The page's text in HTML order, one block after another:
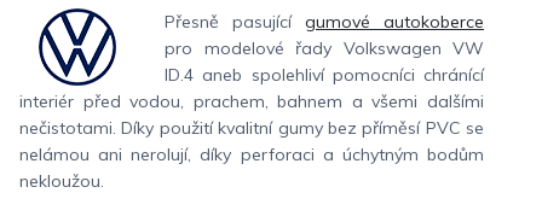
Přesně pasující gumové autokoberce
pro modelové řady Volkswagen VW
ID.4 aneb spolehliví pomocníci chránící
interiér před vodou, prachem, bahnem a všemi dalšími
nečistotami. Díky použití kvalitní gumy bez příměsí PVC se
nelámou ani nerolují, díky perforaci a úchytným bodům
nekloužou.